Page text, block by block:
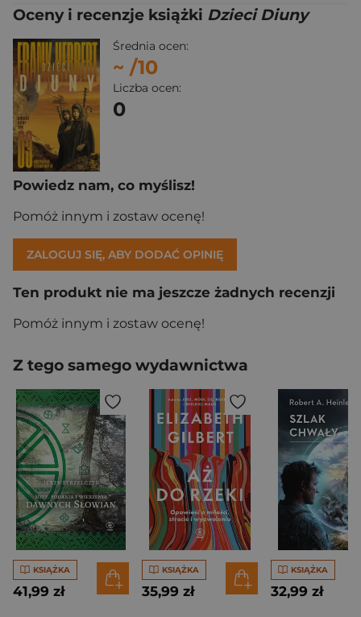
Oceny i recenzje książki Dzieci Diuny
Średnia ocen:
~ /10
Liczba ocen:
0
Powiedz nam, co myślisz!
Pomóż innym i zostaw ocenę!
ZALOGUJ SIĘ, ABY DODAĆ OPINIĘ
Ten produkt nie ma jeszcze żadnych recenzji
Pomóż innym i zostaw ocenę!
Z tego samego wydawnictwa
KSIĄŻKA
41,99 zł
KSIĄŻKA
35,99 zł
KSIĄŻKA
32,99 zł